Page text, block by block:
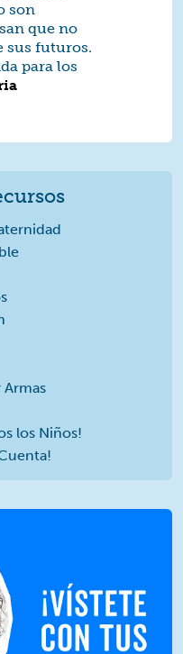
son
que no
sus futuros.
para los
los Niños!